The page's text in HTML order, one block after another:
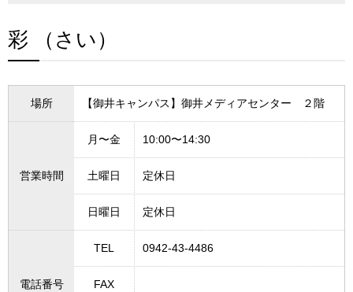
彩 （さい）
場所 【御井キャンパス】御井メディアセンター ２階
営業時間
月〜金 10:00〜14:30
土曜日 定休日
日曜日 定休日
電話番号
TEL 0942-43-4486
FAX